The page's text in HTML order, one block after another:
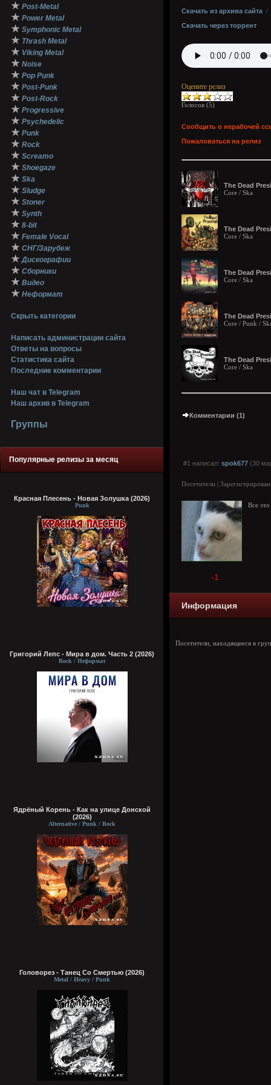
★ Post-Metal
★ Power Metal
★ Symphonic Metal
★ Thrash Metal
★ Viking Metal
★ Noise
★ Pop Punk
★ Post-Punk
★ Post-Rock
★ Progressive
★ Psychedelic
★ Punk
★ Rock
★ Screamo
★ Shoegaze
★ Ska
★ Sludge
★ Stoner
★ Synth
★ 8-bit
★ Female Vocal
★ СНГ/Зарубеж
★ Дискографии
★ Сборники
★ Видео
★ Неформат
Скрыть категории
Написать администрации сайта
Ответы на вопросы
Статистика сайта
Последние комментарии
Наш чат в Telegram
Наш архив в Telegram
Группы
Популярные релизы за месяц
Красная Плесень - Новая Золушка (2026)
Punk
Григорий Лепс - Мира в дом. Часть 2 (2026)
Rock / Неформат
Ядрёный Корень - Как на улице Донской
(2026)
Alternative / Punk / Rock
Головорез - Tанец Со Смертью (2026)
Metal / Heavy / Punk
Скачать из архива сайта /
Скачать через торрент
Оцените релиз
Голосов (5)
Сообщить о нерабочей
Пожаловаться на релиз
The Dead
Core / Ska
The Dead
Core / Ska
The Dead
Core / Ska
The Dead
Core / Punk /
The Dead
Core / Ska
Комментарии (1)
#1 написал: spok677 (30
Посетители |
Все
-1
Информация
Посетители, находящиеся в